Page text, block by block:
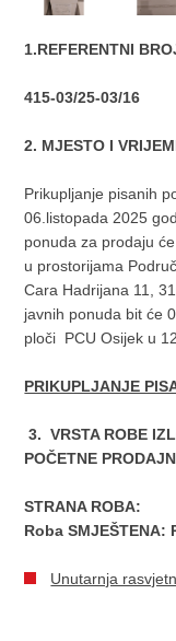
1.REFERENTNI
415-03/25-03/16
2. MJESTO I
Prikupljanje pisanih
06.listopada 2025
ponuda za prodaju
u prostorijama
Cara Hadrijana 11,
javnih ponuda bit će
ploči PCU Osijek u
PRIKUPLJANJE
3. VRSTA ROBE
POČETNE
STRANA ROBA:
Roba SMJEŠTENA:
Unutarnja